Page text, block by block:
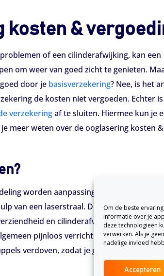
Om de beste
informatie over je
deze technologieën
verwerken. Als je
nadelige invloed
Accepteren
kosten &
of een cilinderafwijking, kan een
om weer van goed zicht te genieten.
door je basisverzekering? Nee, is het
de kosten niet vergoeden. Echter
verzekeringaf te sluiten. Hiermee kun je
meer weten over de ooglasering kosten
worden aanpassingen aan de vorm
van een laserstraal. Deze behandeling
en cilinderafwijking verhelpen.
pijnloos verricht worden. De
verdoven, zodat je geen pijn zal